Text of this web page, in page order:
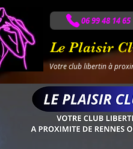
Le Plaisir
Votre club libertin à
06 99 48 14 65